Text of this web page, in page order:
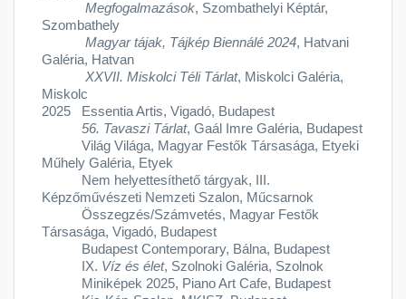
Megfogalmazások, Szombathelyi Képtár,
Szombathely
Magyar tájak, Tájkép Biennálé 2024, Hatvani
Galéria, Hatvan
XXVII. Miskolci Téli Tárlat, Miskolci Galéria,
Miskolc
2025 Essentia Artis, Vigadó, Budapest
56. Tavaszi Tárlat, Gaál Imre Galéria, Budapest
Világ Világa, Magyar Festők Társasága, Etyeki
Műhely Galéria, Etyek
Nem helyettesíthető tárgyak, III.
Képzőművészeti Nemzeti Szalon, Műcsarnok
Összegzés/Számvetés, Magyar Festők
Társasága, Vigadó, Budapest
Budapest Contemporary, Bálna, Budapest
IX. Víz és élet, Szolnoki Galéria, Szolnok
Miniképek 2025, Piano Art Cafe, Budapest